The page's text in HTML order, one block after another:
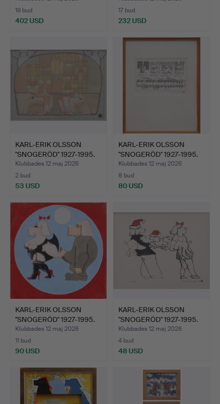
19 bud
402 USD
17 bud
232 USD
KARL-ERIK OLSSON
"SNOGERÖD" 1927-1995.
AKV…
Klubbades 12 maj 2026
2 bud
53 USD
KARL-ERIK OLSSON
"SNOGERÖD" 1927-1995.
TRY…
Klubbades 12 maj 2026
8 bud
80 USD
KARL-ERIK OLSSON
"SNOGERÖD" 1927-1995.
OLJ…
Klubbades 12 maj 2026
11 bud
90 USD
KARL-ERIK OLSSON
"SNOGERÖD" 1927-1995.
SER…
Klubbades 12 maj 2026
4 bud
48 USD